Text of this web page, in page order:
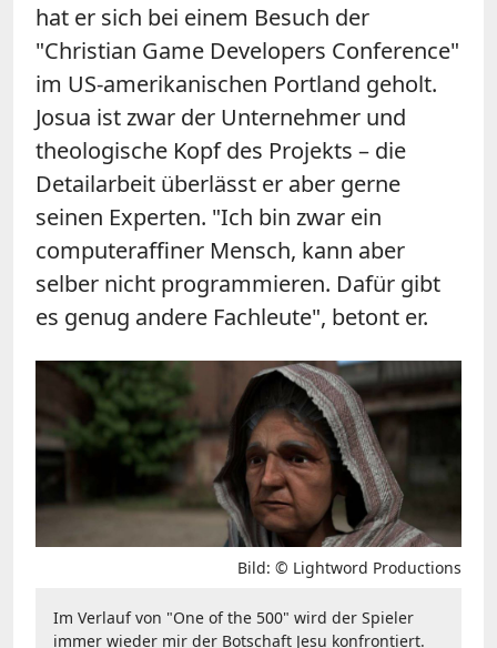
hat er sich bei einem Besuch der
"Christian Game Developers Conference"
im US-amerikanischen Portland geholt.
Josua ist zwar der Unternehmer und
theologische Kopf des Projekts – die
Detailarbeit überlässt er aber gerne
seinen Experten. "Ich bin zwar ein
computeraffiner Mensch, kann aber
selber nicht programmieren. Dafür gibt
es genug andere Fachleute", betont er.
Bild: © Lightword Productions
Im Verlauf von "One of the 500" wird der Spieler
immer wieder mir der Botschaft Jesu konfrontiert.